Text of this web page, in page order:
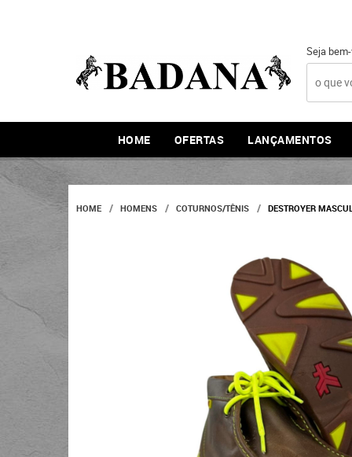
Seja
HOME OFERTAS LANÇAMENTOS
HOME HOMENS COTURNOS/TÊNIS DESTROYER